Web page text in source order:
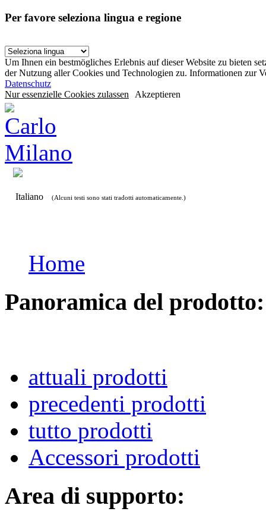
Per favore seleziona lingua e regione
Um Ihnen ein bestmögliches Erlebnis auf dieser Website zu bieten
der Nutzung aller Cookies und Technologien zu. Informationen zur
Datenschutz
Nur essenzielle Cookies zulassen Akzeptieren
Italiano (Alcuni testi sono stati tradotti automaticamente.)
Home
Panoramica del prodotto:
attuali prodotti
precedenti prodotti
tutto prodotti
Accessori prodotti
Area di supporto: